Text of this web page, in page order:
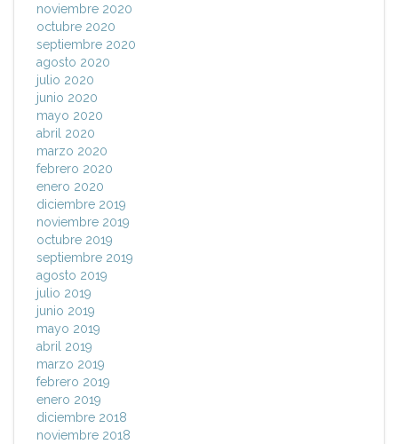
noviembre 2020
octubre 2020
septiembre 2020
agosto 2020
julio 2020
junio 2020
mayo 2020
abril 2020
marzo 2020
febrero 2020
enero 2020
diciembre 2019
noviembre 2019
octubre 2019
septiembre 2019
agosto 2019
julio 2019
junio 2019
mayo 2019
abril 2019
marzo 2019
febrero 2019
enero 2019
diciembre 2018
noviembre 2018